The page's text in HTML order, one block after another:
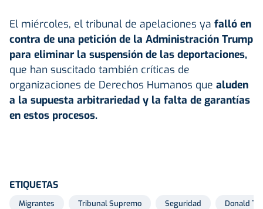
El miércoles, el tribunal de apelaciones ya falló en
contra de una petición de la Administración Trump
para eliminar la suspensión de las deportaciones,
que han suscitado también críticas de
organizaciones de Derechos Humanos que aluden
a la supuesta arbitrariedad y la falta de garantías
en estos procesos.
ETIQUETAS
Migrantes Tribunal Supremo Seguridad Donald